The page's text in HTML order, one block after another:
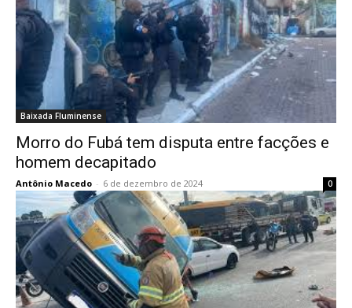
Baixada Fluminense
Morro do Fubá tem disputa entre facções e
homem decapitado
Antônio Macedo - 6 de dezembro de 2024 0